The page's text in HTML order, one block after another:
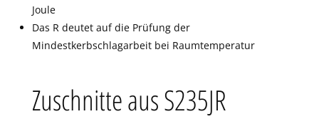
Joule
Das R deutet auf die Prüfung der
Mindestkerbschlagarbeit bei Raumtemperatur
Zuschnitte aus S235JR